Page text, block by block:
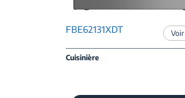
FBE62131XDT Voir
Cuisinière